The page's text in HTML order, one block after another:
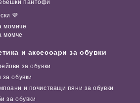
пантофи
💜
момиче
момче
и аксесоари за обувки
за обувки
за обувки
и почистващи пяни за обувки
за обувки